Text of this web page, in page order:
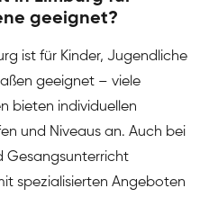
geeignet?
ist für Kinder, Jugendliche
geeignet – viele
bieten individuellen
und Niveaus an. Auch bei
Gesangsunterricht
spezialisierten Angeboten